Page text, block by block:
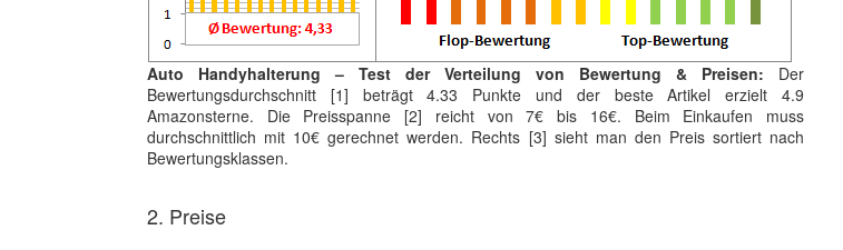
Auto Handyhalterung – Test der Verteilung von Bewertung & Preisen: Der
Bewertungsdurchschnitt [1] beträgt 4.33 Punkte und der beste Artikel erzielt 4.9
Amazonsterne. Die Preisspanne [2] reicht von 7€ bis 16€. Beim Einkaufen muss
durchschnittlich mit 10€ gerechnet werden. Rechts [3] sieht man den Preis sortiert nach
Bewertungsklassen.
2. Preise